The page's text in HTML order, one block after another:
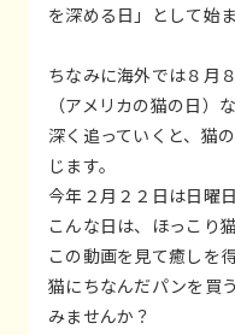
を深める日」として始
ちなみに海外では８月
（アメリカの猫の日）
深く追っていくと、猫
じます。
今年２月２２日は日曜日
こんな日は、ほっこり
この動画を見て癒しを
猫にちなんだパンを買
みませんか？